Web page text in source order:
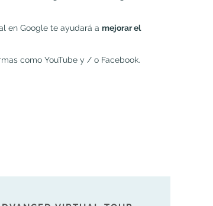
en Google te ayudará a mejorar el
como YouTube y / o Facebook.